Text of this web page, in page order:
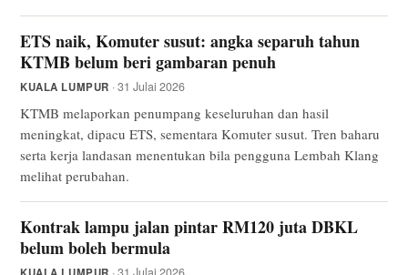
ETS naik, Komuter susut: angka separuh tahun
KTMB belum beri gambaran penuh
KUALA LUMPUR · 31 Julai 2026
KTMB melaporkan penumpang keseluruhan dan hasil
meningkat, dipacu ETS, sementara Komuter susut. Tren baharu
serta kerja landasan menentukan bila pengguna Lembah Klang
melihat perubahan.
Kontrak lampu jalan pintar RM120 juta DBKL
belum boleh bermula